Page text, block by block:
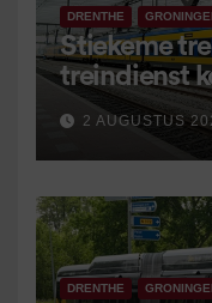
DRENTHE
Stiekeme
treindienst
2 AUGUSTUS
DRENTHE